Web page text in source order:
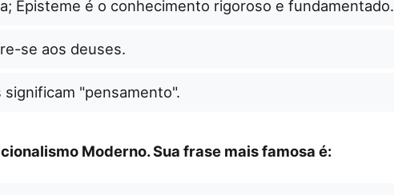
Episteme é o conhecimento rigoroso e fundamentado.
se aos deuses.
"pensamento".
Moderno. Sua frase mais famosa é: